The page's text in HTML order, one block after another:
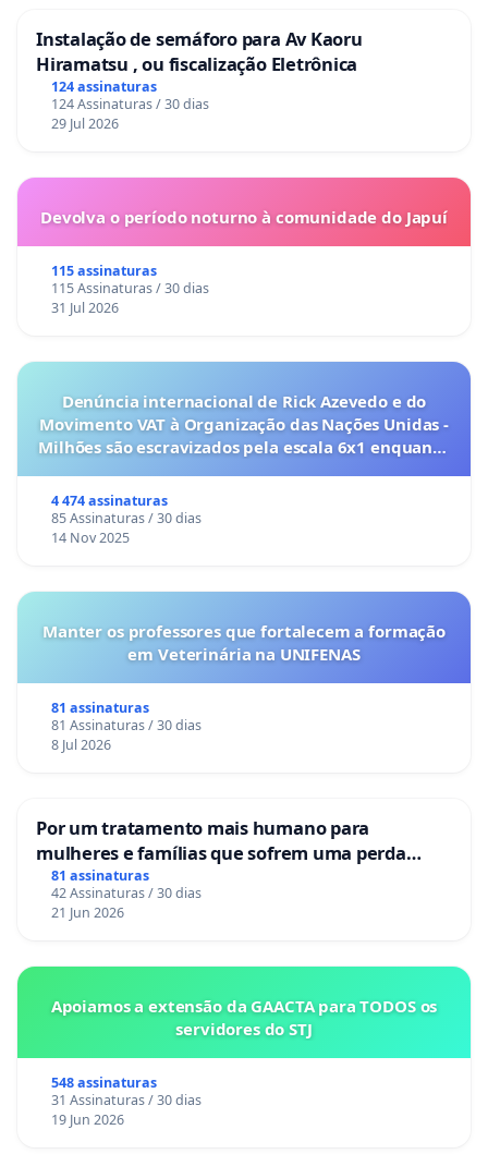
Instalação de semáforo para Av Kaoru
Hiramatsu , ou fiscalização Eletrônica
124 assinaturas
124 Assinaturas / 30 dias
29 Jul 2026
Devolva o período noturno à comunidade do Japuí
115 assinaturas
115 Assinaturas / 30 dias
31 Jul 2026
Denúncia internacional de Rick Azevedo e do
Movimento VAT à Organização das Nações Unidas -
Milhões são escravizados pela escala 6x1 enquanto
4 474 assinaturas
85 Assinaturas / 30 dias
14 Nov 2025
Manter os professores que fortalecem a formação
em Veterinária na UNIFENAS
81 assinaturas
81 Assinaturas / 30 dias
8 Jul 2026
Por um tratamento mais humano para
mulheres e famílias que sofrem uma perda
gestacional nos hospitais portugueses
81 assinaturas
42 Assinaturas / 30 dias
21 Jun 2026
Apoiamos a extensão da GAACTA para TODOS os
servidores do STJ
548 assinaturas
31 Assinaturas / 30 dias
19 Jun 2026